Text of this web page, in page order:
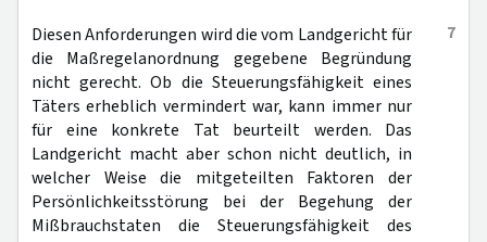
7
Diesen Anforderungen wird die vom Landgericht für
die Maßregelanordnung gegebene Begründung
nicht gerecht. Ob die Steuerungsfähigkeit eines
Täters erheblich vermindert war, kann immer nur
für eine konkrete Tat beurteilt werden. Das
Landgericht macht aber schon nicht deutlich, in
welcher Weise die mitgeteilten Faktoren der
Persönlichkeitsstörung bei der Begehung der
Mißbrauchstaten die Steuerungsfähigkeit des